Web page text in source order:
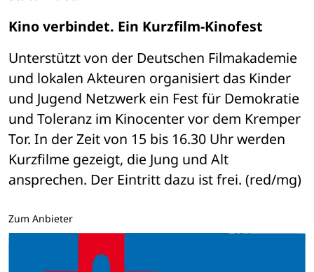
Kino verbindet. Ein Kurzfilm-Kinofest
Unterstützt von der Deutschen Filmakademie
und lokalen Akteuren organisiert das Kinder
und Jugend Netzwerk ein Fest für Demokratie
und Toleranz im Kinocenter vor dem Kremper
Tor. In der Zeit von 15 bis 16.30 Uhr werden
Kurzfilme gezeigt, die Jung und Alt
ansprechen. Der Eintritt dazu ist frei. (red/mg)
Zum Anbieter